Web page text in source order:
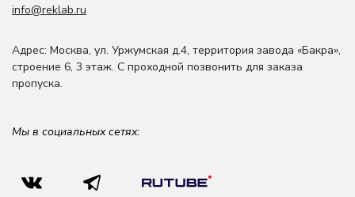
info@reklab.ru
Адрес: Москва, ул. Уржумская д.4, территория завода «Бакра»,
строение 6, 3 этаж. С проходной позвонить для заказа
пропуска.
Мы в социальных сетях: